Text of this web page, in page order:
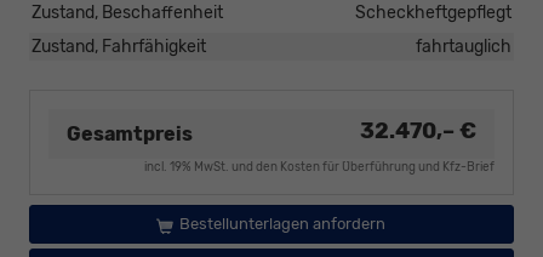
Zustand, Beschaffenheit
Scheckheftgepflegt
Zustand, Fahrfähigkeit
fahrtauglich
Gesamtpreis 32.470,– €
incl. 19% MwSt. und den Kosten für Überführung und Kfz-Brief
Bestellunterlagen anfordern